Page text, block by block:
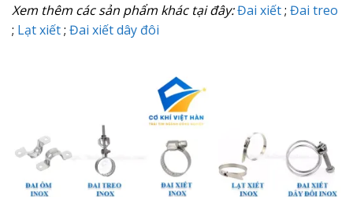
Xem thêm các sản phẩm khác tại đây:Đai xiết; Đai treo
; Lạt xiết; Đai xiết dây đôi